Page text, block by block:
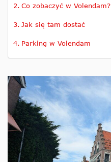
Co zobaczyć w Volendam?
Jak się tam dostać
Parking w Volendam